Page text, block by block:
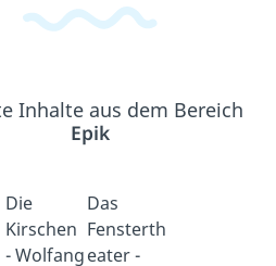
Inhalte aus dem Bereich
Epik
Die
Kirschen
- Wolfang
Das
Fensterth
eater -